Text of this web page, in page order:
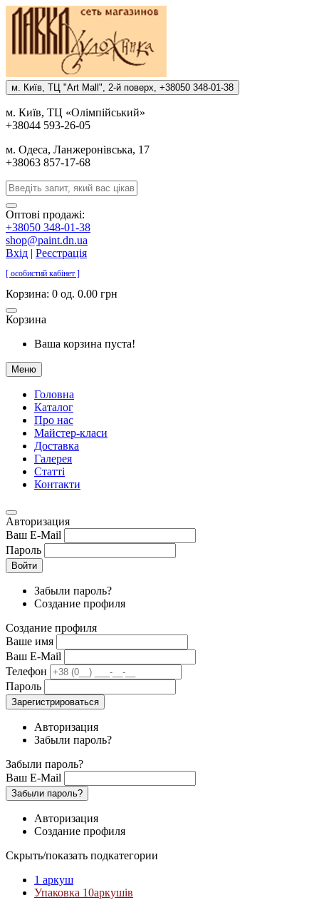
м. Киïв, ТЦ "Art Mall", 2-й поверх, +38050 348-01-38
м. Киïв, ТЦ «Олiмпiйський»
+38044 593-26-05
м. Одеса, Ланжеронiвська, 17
+38063 857-17-68
Оптові продажі:
+38050 348-01-38
shop@paint.dn.ua
Вхід | Реєстрація
[ особистий кабінет ]
Корзина: 0 од. 0.00 грн
Корзина
Ваша корзина пуста!
Меню
Головна
Каталог
Про нас
Майстер-класи
Доставка
Галерея
Статтi
Контакти
Авторизация
Ваш E-Mail
Пароль
Войти
Забыли пароль?
Создание профиля
Создание профиля
Ваше имя
Ваш E-Mail
Телефон
Пароль
Зарегистрироваться
Авторизация
Забыли пароль?
Забыли пароль?
Ваш E-Mail
Забыли пароль?
Авторизация
Создание профиля
Скрыть/показать подкатегории
1 аркуш
Упаковка 10аркушів